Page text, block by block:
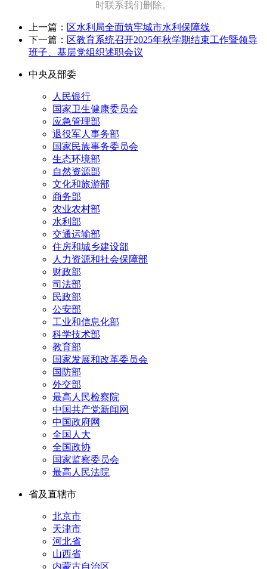
时联系我们删除。
上一篇： 区水利局全面筑牢城市水利保障线
下一篇： 区教育系统召开2025年秋学期结束工作暨领导
班子、基层党组织述职会议
中央及部委
人民银行
国家卫生健康委员会
应急管理部
退役军人事务部
国家民族事务委员会
生态环境部
自然资源部
文化和旅游部
商务部
农业农村部
水利部
交通运输部
住房和城乡建设部
人力资源和社会保障部
财政部
司法部
民政部
公安部
工业和信息化部
科学技术部
教育部
国家发展和改革委员会
国防部
外交部
最高人民检察院
中国共产党新闻网
中国政府网
全国人大
全国政协
国家监察委员会
最高人民法院
省及直辖市
北京市
天津市
河北省
山西省
内蒙古自治区